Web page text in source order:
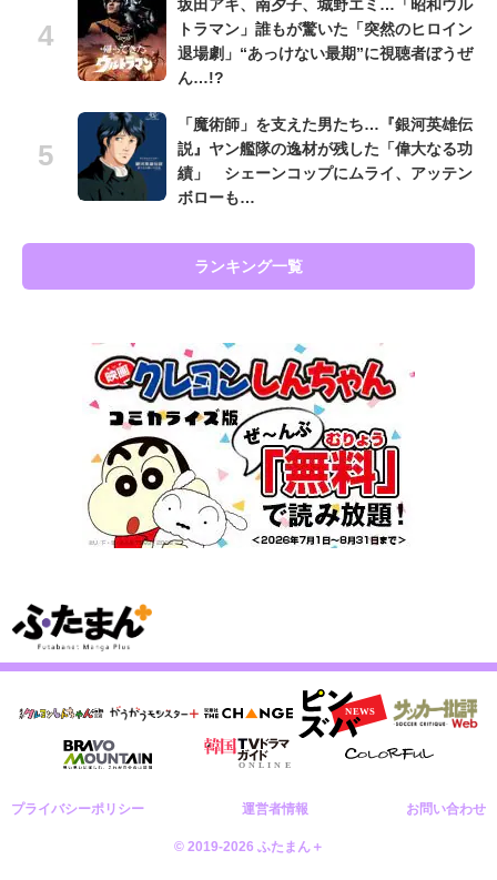
坂田アキ、南夕子、城野エミ…「昭和ウル
トラマン」誰もが驚いた「突然のヒロイン
退場劇」“あっけない最期”に視聴者ぼうぜ
ん…!?
「魔術師」を支えた男たち…『銀河英雄伝
説』ヤン艦隊の逸材が残した「偉大なる功
績」 シェーンコップにムライ、アッテン
ボローも…
ランキング一覧
プライバシーポリシー 運営者情報 お問い合わせ
© 2019-2026 ふたまん＋